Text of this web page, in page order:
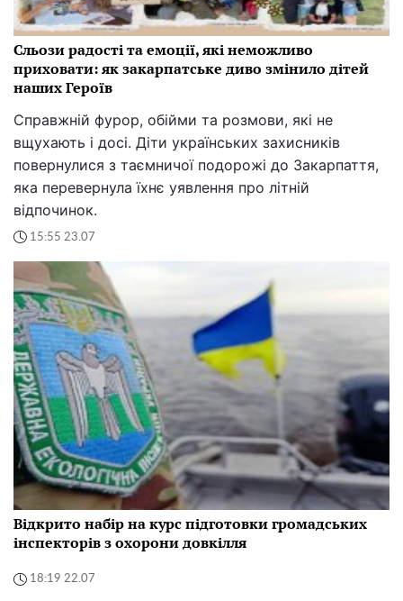
Сльози радості та емоції, які неможливо
приховати: як закарпатське диво змінило дітей
наших Героїв
Справжній фурор, обійми та розмови, які не
вщухають і досі. Діти українських захисників
повернулися з таємничої подорожі до Закарпаття,
яка перевернула їхнє уявлення про літній
відпочинок.
15:55 23.07
Відкрито набір на курс підготовки громадських
інспекторів з охорони довкілля
18:19 22.07